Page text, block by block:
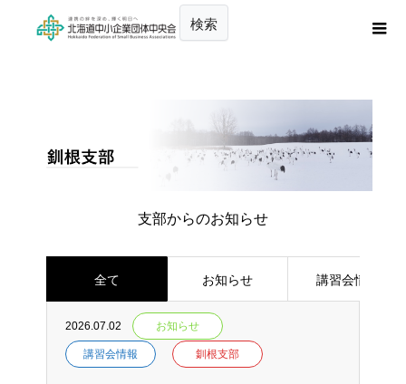
検索
支部からのお知らせ
全て お知らせ 講習会情報
2026.07.02 お知らせ
講習会情報 釧根支部